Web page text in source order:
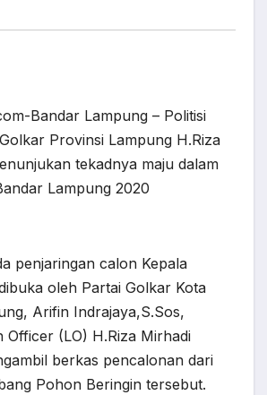
Bandar Lampung – Politisi
Provinsi Lampung H.Riza
tekadnya maju dalam
Lampung 2020
penjaringan calon Kepala
oleh Partai Golkar Kota
Arifin Indrajaya,S.Sos,
Officer (LO) H.Riza Mirhadi
berkas pencalonan dari
Pohon Beringin tersebut.